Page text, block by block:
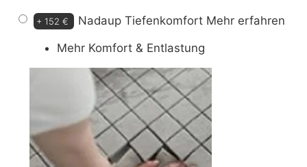
+152 € Nadaup Tiefenkomfort Mehr erfahren
Mehr Komfort & Entlastung